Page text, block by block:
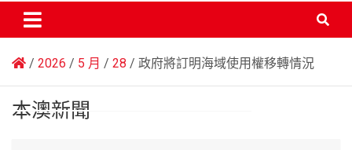
2026 5 月 28 政府將訂明海域使用權移轉情況
本澳新聞